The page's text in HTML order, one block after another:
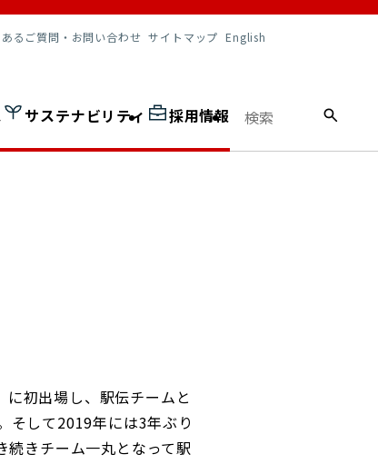
るご質問・お問い合わせ サイトマップ English
サステナビリティ 採用情報
初出場し、駅伝チームと
そして2019年には3年ぶり
きチーム一丸となって駅